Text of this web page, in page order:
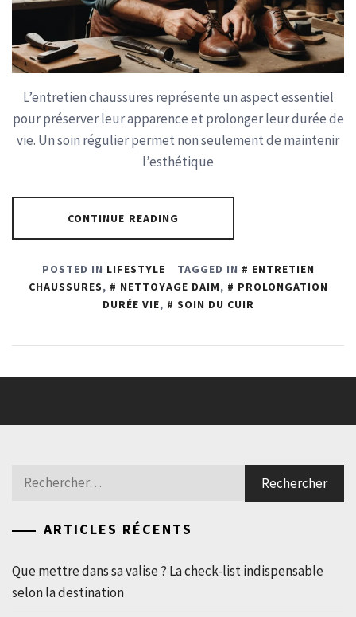
L’entretien chaussures représente un aspect essentiel
pour préserver leur apparence et prolonger leur durée de
vie. Un soin régulier permet non seulement de maintenir
l’esthétique
CONTINUE READING
POSTED IN LIFESTYLE TAGGED IN
ENTRETIEN
CHAUSSURES, NETTOYAGE DAIM,
PROLONGATION
DURÉE VIE, SOIN DU CUIR
Rechercher :
ARTICLES RÉCENTS
Que mettre dans sa valise ? La check-list indispensable
selon la destination